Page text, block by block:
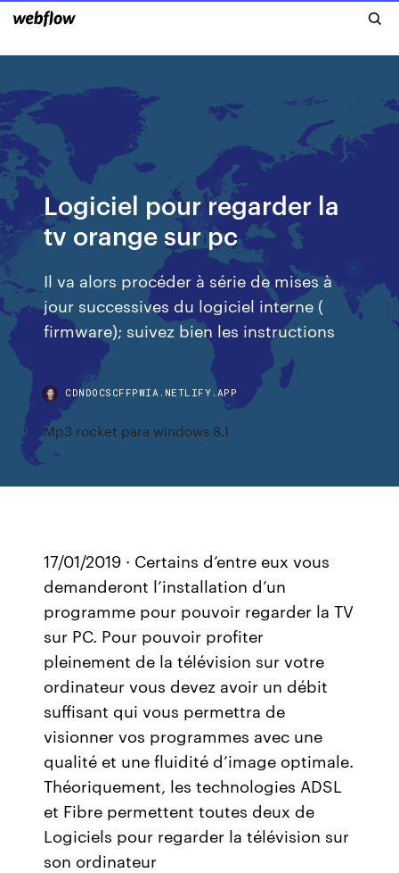
Logiciel pour regarder la
tv orange sur pc
Il va alors procéder à série de mises à
jour successives du logiciel interne (
firmware); suivez bien les instructions
CDNDOCSCFFPWIA.NETLIFY.APP
Mp3 rocket para windows 8.1
17/01/2019 · Certains d’entre eux vous
demanderont l’installation d’un
programme pour pouvoir regarder la TV
sur PC. Pour pouvoir profiter
pleinement de la télévision sur votre
ordinateur vous devez avoir un débit
suffisant qui vous permettra de
visionner vos programmes avec une
qualité et une fluidité d’image optimale.
Théoriquement, les technologies ADSL
et Fibre permettent toutes deux de
Logiciels pour regarder la télévision sur
son ordinateur